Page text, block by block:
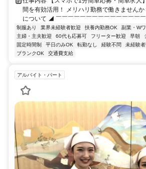
間を有効活用！ メリハリ勤務で働きません
について ◢ ￣￣￣￣￣￣￣￣￣￣￣￣￣￣
制服あり 業界未経験者歓迎 扶養内勤務OK 副業・W
主婦・主夫歓迎
60代も応募可 フリーター歓迎 早朝
固定時間制
平日のみOK 転勤なし 経験不問 未経験
ブランクOK
交通費支給
アルバイト・パート